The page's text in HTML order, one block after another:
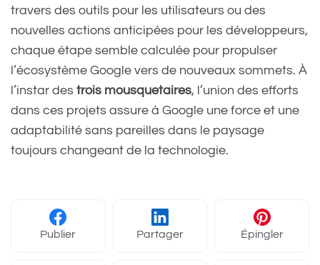
travers des outils pour les utilisateurs ou des
nouvelles actions anticipées pour les développeurs,
chaque étape semble calculée pour propulser
l’écosystème Google vers de nouveaux sommets. À
l’instar des trois mousquetaires, l’union des efforts
dans ces projets assure à Google une force et une
adaptabilité sans pareilles dans le paysage
toujours changeant de la technologie.
Publier Partager Épingler